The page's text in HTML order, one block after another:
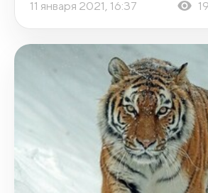
11 января 2021, 16:37